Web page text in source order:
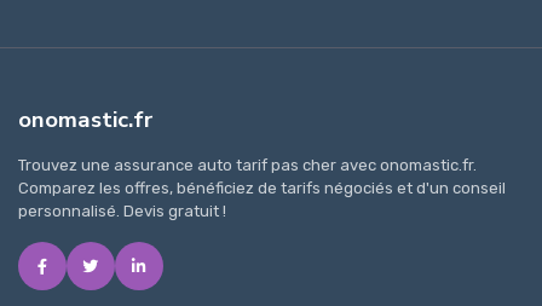
onomastic.fr
Trouvez une assurance auto tarif pas cher avec onomastic.fr.
Comparez les offres, bénéficiez de tarifs négociés et d'un conseil
personnalisé. Devis gratuit !